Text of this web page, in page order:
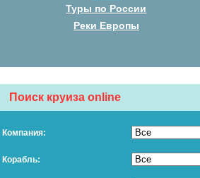
Туры по России
Реки Европы
Поиск круиза online
Компания:
Корабль: